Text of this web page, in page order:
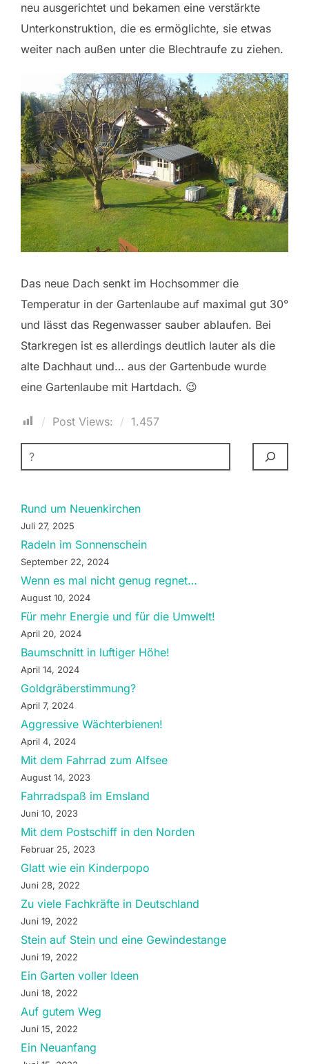
neu ausgerichtet und bekamen eine verstärkte
Unterkonstruktion, die es ermöglichte, sie etwas
weiter nach außen unter die Blechtraufe zu ziehen.
Das neue Dach senkt im Hochsommer die
Temperatur in der Gartenlaube auf maximal gut 30°
und lässt das Regenwasser sauber ablaufen. Bei
Starkregen ist es allerdings deutlich lauter als die
alte Dachhaut und… aus der Gartenbude wurde
eine Gartenlaube mit Hartdach. 😉
Post Views: 1.457
SUCHEN
Rund um Neuenkirchen
Juli 27, 2025
Radeln im Sonnenschein
September 22, 2024
Wenn es mal nicht genug regnet…
August 10, 2024
Für mehr Energie und für die Umwelt!
April 20, 2024
Baumschnitt in luftiger Höhe!
April 14, 2024
Goldgräberstimmung?
April 7, 2024
Aggressive Wächterbienen!
April 4, 2024
Mit dem Fahrrad zum Alfsee
August 14, 2023
Fahrradspaß im Emsland
Juni 10, 2023
Mit dem Postschiff in den Norden
Februar 25, 2023
Glatt wie ein Kinderpopo
Juni 28, 2022
Zu viele Fachkräfte in Deutschland
Juni 19, 2022
Stein auf Stein und eine Gewindestange
Juni 19, 2022
Ein Garten voller Ideen
Juni 18, 2022
Auf gutem Weg
Juni 15, 2022
Ein Neuanfang